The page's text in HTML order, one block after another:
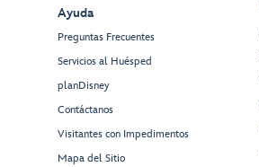
Ayuda
Preguntas Frecuentes
Servicios al Huésped
planDisney
Contáctanos
Visitantes con Impedimentos
Mapa del Sitio